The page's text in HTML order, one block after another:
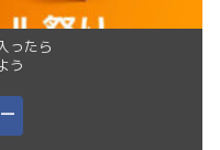
ったら
う